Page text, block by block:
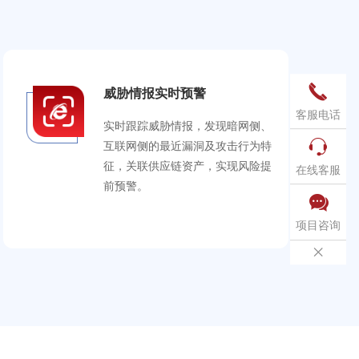
威胁情报实时预警
实时跟踪威胁情报，发现暗网侧、
互联网侧的最近漏洞及攻击行为特
征，关联供应链资产，实现风险提
前预警。

客服电话

在线客服

项目咨询
